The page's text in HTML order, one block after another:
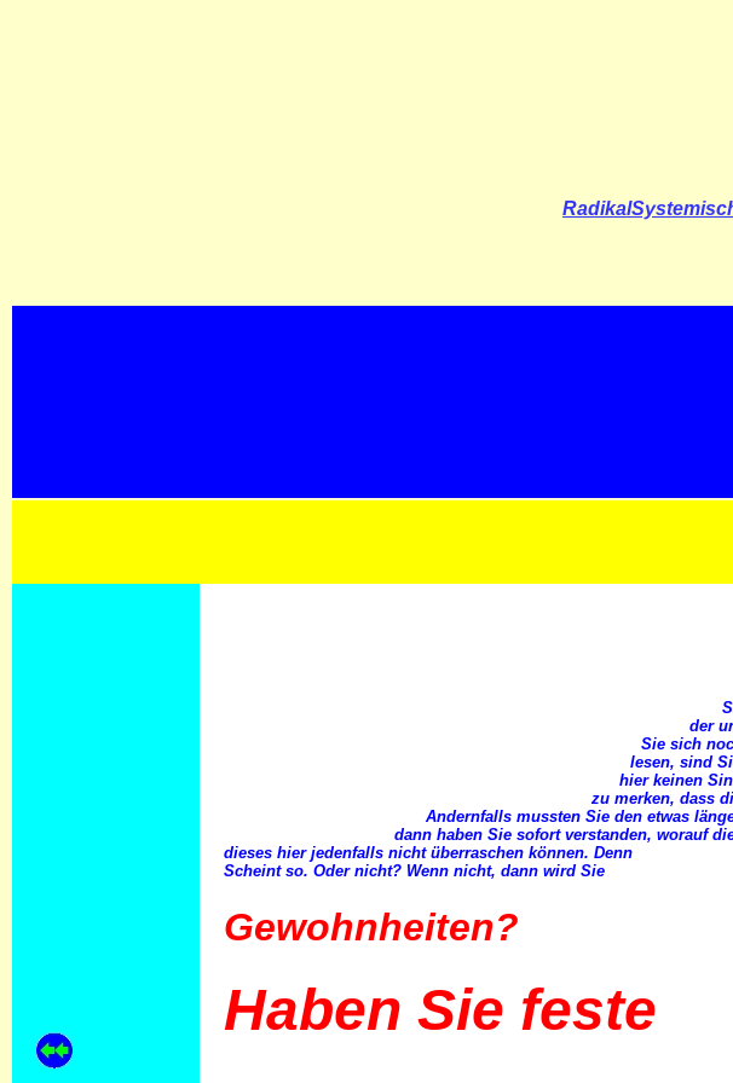
der
Sie sich
lesen, sind
hier keinen
zu merken, dass
Andernfalls mussten Sie den etwas
dann haben Sie sofort verstanden,
dieses hier jedenfalls nicht überraschen können. Denn
Scheint so. Oder nicht? Wenn nicht, dann wird Sie
Gewohnheiten?
Haben Sie feste